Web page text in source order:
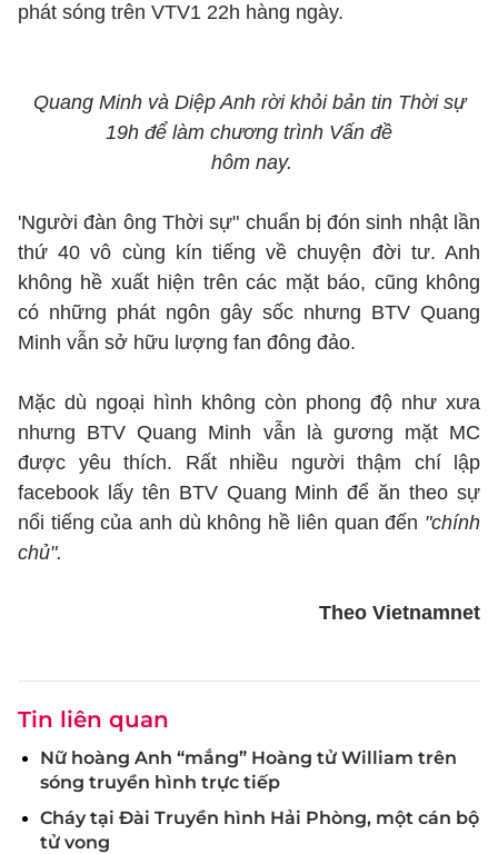
phát sóng trên VTV1 22h hàng ngày.
Quang Minh và Diệp Anh rời khỏi bản tin Thời sự
19h để làm chương trình Vấn đề
hôm nay.
'Người đàn ông Thời sự" chuẩn bị đón sinh nhật lần
thứ 40 vô cùng kín tiếng về chuyện đời tư. Anh
không hề xuất hiện trên các mặt báo, cũng không
có những phát ngôn gây sốc nhưng BTV Quang
Minh vẫn sở hữu lượng fan đông đảo.
Mặc dù ngoại hình không còn phong độ như xưa
nhưng BTV Quang Minh vẫn là gương mặt MC
được yêu thích. Rất nhiều người thậm chí lập
facebook lấy tên BTV Quang Minh để ăn theo sự
nổi tiếng của anh dù không hề liên quan đến "chính
chủ".
Theo Vietnamnet
Tin liên quan
Nữ hoàng Anh “mắng” Hoàng tử William trên
sóng truyền hình trực tiếp
Cháy tại Đài Truyền hình Hải Phòng, một cán bộ
tử vong